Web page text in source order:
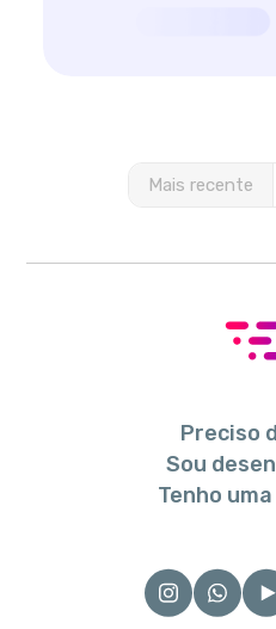
Mais recente
Preciso
Sou
Tenho